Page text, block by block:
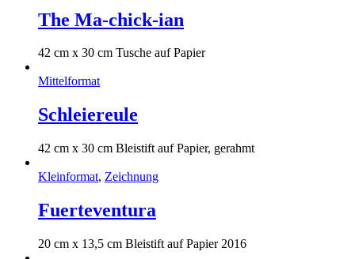
The Ma-chick-ian
42 cm x 30 cm Tusche auf Papier
Mittelformat
Schleiereule
42 cm x 30 cm Bleistift auf Papier, gerahmt
Kleinformat, Zeichnung
Fuerteventura
20 cm x 13,5 cm Bleistift auf Papier 2016